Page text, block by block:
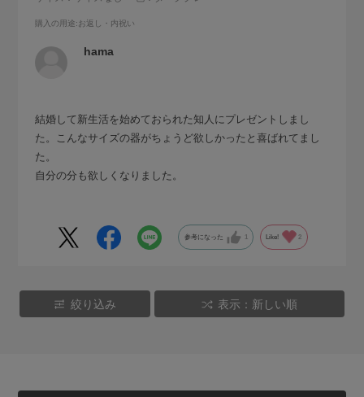
購入の用途:お返し・内祝い
hama
結婚して新生活を始めておられた知人にプレゼントしまし
た。こんなサイズの器がちょうど欲しかったと喜ばれてまし
た。
自分の分も欲しくなりました。
参考になった Like! 2
絞り込み 表示：新しい順